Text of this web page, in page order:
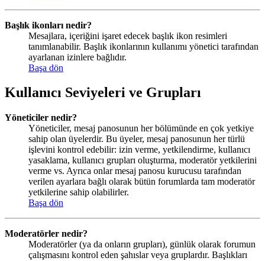
Başlık ikonları nedir?
Mesajlara, içeriğini işaret edecek başlık ikon resimleri
tanımlanabilir. Başlık ikonlarının kullanımı yönetici tarafından
ayarlanan izinlere bağlıdır.
Başa dön
Kullanıcı Seviyeleri ve Grupları
Yöneticiler nedir?
Yöneticiler, mesaj panosunun her bölümünde en çok yetkiye
sahip olan üyelerdir. Bu üyeler, mesaj panosunun her türlü
işlevini kontrol edebilir: izin verme, yetkilendirme, kullanıcı
yasaklama, kullanıcı grupları oluşturma, moderatör yetkilerini
verme vs. Ayrıca onlar mesaj panosu kurucusu tarafından
verilen ayarlara bağlı olarak bütün forumlarda tam moderatör
yetkilerine sahip olabilirler.
Başa dön
Moderatörler nedir?
Moderatörler (ya da onların grupları), günlük olarak forumun
çalışmasını kontrol eden şahıslar veya gruplardır. Başlıkları